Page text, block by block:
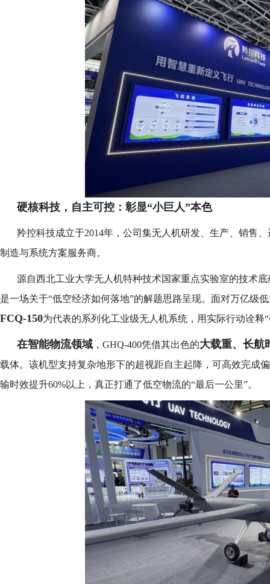
硬核科技，自主可控：彰显“小巨人”本色
羚控科技成立于2014年，公司集无人机研发、生产、销售
制造与系统方案服务商。
源自西北工业大学无人机特种技术国家重点实验室的技术
是一场关于“低空经济如何落地”的解题思路呈现。面对万亿级
FCQ-150为代表的系列化工业级无人机系统，用实际行动诠释
在智能物流领域 ， GHQ-400凭借其出色的大载重、长航
载体。该机型支持复杂地形下的超视距自主起降，可高效完成
输时效提升60%以上，真正打通了低空物流的“最后一公里”。